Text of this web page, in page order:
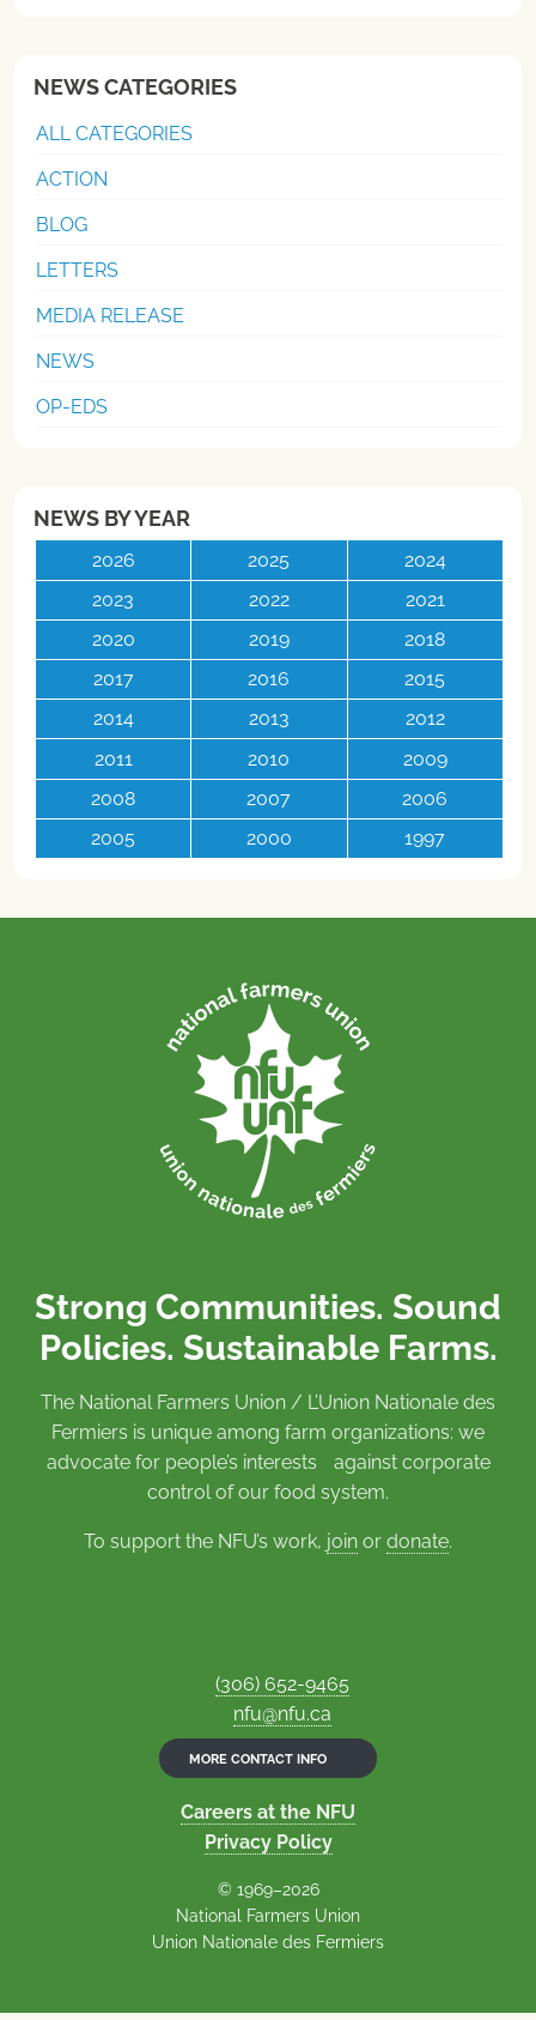
NEWS CATEGORIES
ALL CATEGORIES
ACTION
BLOG
LETTERS
MEDIA RELEASE
NEWS
OP-EDS
NEWS BY YEAR
2026 2025
2024
2023
2022
2021
2020
2019
2018
2017
2016
2015
2014
2013
2012
2011
2010
2009
2008
2007
2006
2005
2000 1997
Strong Communities. Sound
Policies. Sustainable Farms.
The National Farmers Union / L’Union Nationale des
Fermiers is unique among farm organizations: we
advocate for people’s interests against corporate
control of our food system.
To support the NFU’s work, join or donate.
(306) 652-9465
nfu@nfu.ca
MORE CONTACT INFO
Careers at the NFU
Privacy Policy
© 1969–2026
National Farmers Union
Union Nationale des Fermiers